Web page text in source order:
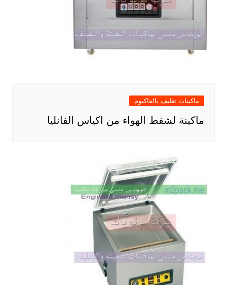
ماكينات تغليف بالفاكيوم
ماكينة لشفط الهواء من اكياس الفانليا